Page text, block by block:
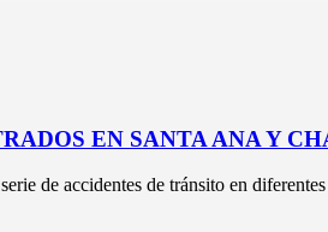
EN SANTA ANA Y
de accidentes de tránsito en